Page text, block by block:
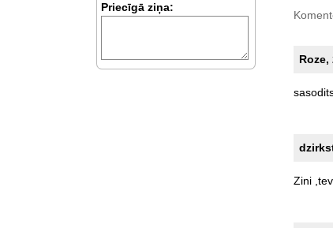
Roze,
Zini ,tev
Priecīgā ziņa: